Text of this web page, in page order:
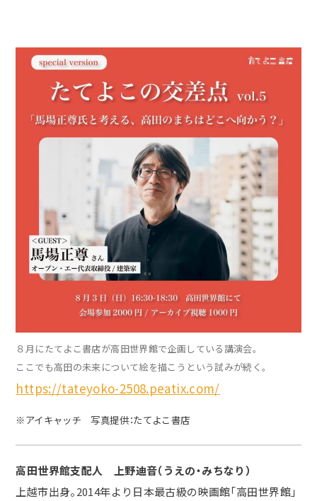
８月にたてよこ書店が高田世界館で企画している講演会。
ここでも高田の未来について絵を描こうという試みが続く。
https://tateyoko-2508.peatix.com/
※アイキャッチ 写真提供：たてよこ書店
高田世界館支配人 上野迪音（うえの・みちなり）
上越市出身。2014年より日本最古級の映画館「高田世界館」